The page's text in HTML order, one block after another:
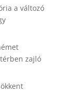
a változó
zajló